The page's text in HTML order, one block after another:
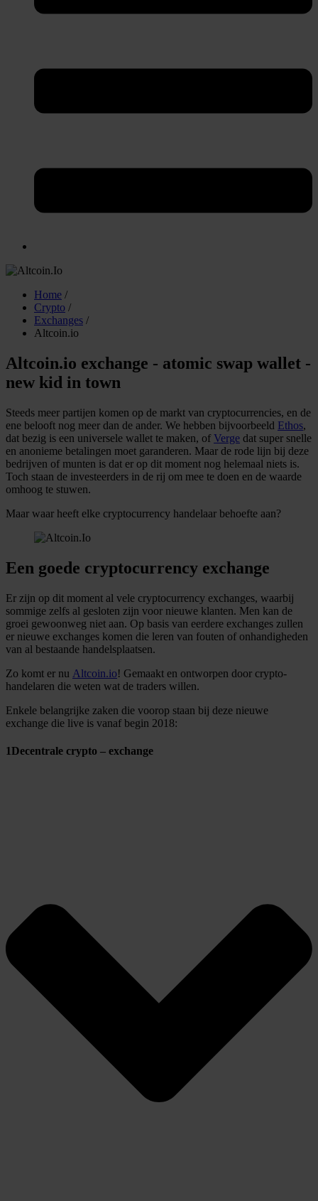
Home /
Crypto /
Exchanges /
Altcoin.io
Altcoin.io exchange - atomic swap wallet -
new kid in town
Steeds meer partijen komen op de markt van cryptocurrencies, en de
ene belooft nog meer dan de ander. We hebben bijvoorbeeld Ethos,
dat bezig is een universele wallet te maken, of Verge dat super snelle
en anonieme betalingen moet garanderen. Maar de rode lijn bij deze
bedrijven of munten is dat er op dit moment nog helemaal niets is.
Toch staan de investeerders in de rij om mee te doen en de waarde
omhoog te stuwen.
Maar waar heeft elke cryptocurrency handelaar behoefte aan?
Een goede cryptocurrency exchange
Er zijn op dit moment al vele cryptocurrency exchanges, waarbij
sommige zelfs al gesloten zijn voor nieuwe klanten. Men kan de
groei gewoonweg niet aan. Op basis van eerdere exchanges zullen
er nieuwe exchanges komen die leren van fouten of onhandigheden
van al bestaande handelsplaatsen.
Zo komt er nu Altcoin.io! Gemaakt en ontworpen door crypto-
handelaren die weten wat de traders willen.
Enkele belangrijke zaken die voorop staan bij deze nieuwe
exchange die live is vanaf begin 2018:
1Decentrale crypto – exchange